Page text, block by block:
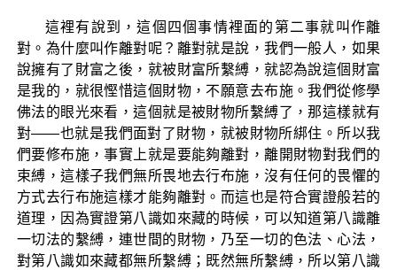
這裡有說到，這個四個事情裡面的第二事就叫作離
對。為什麼叫作離對呢？離對就是說，我們一般人，如果
說擁有了財富之後，就被財富所繫縛，就認為說這個財富
是我的，就很慳惜這個財物，不願意去布施。我們從修學
佛法的眼光來看，這個就是被財物所繫縛了，那這樣就有
對——也就是我們面對了財物，就被財物所綁住。所以我
們要修布施，事實上就是要能夠離對，離開財物對我們的
束縛，這樣子我們無所畏地去行布施，沒有任何的畏懼的
方式去行布施這樣才能夠離對。而這也是符合實證般若的
道理，因為實證第八識如來藏的時候，可以知道第八識離
一切法的繫縛，連世間的財物，乃至一切的色法、心法，
對第八識如來藏都無所繫縛；既然無所繫縛，所以第八識